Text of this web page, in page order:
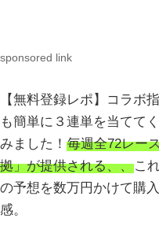
sponsored link
【無料登録レポ】コラボ
も簡単に３連単を当てて
みました！ 毎週全72レー
拠」が提供される、、こ
の予想を数万円かけて購
感。